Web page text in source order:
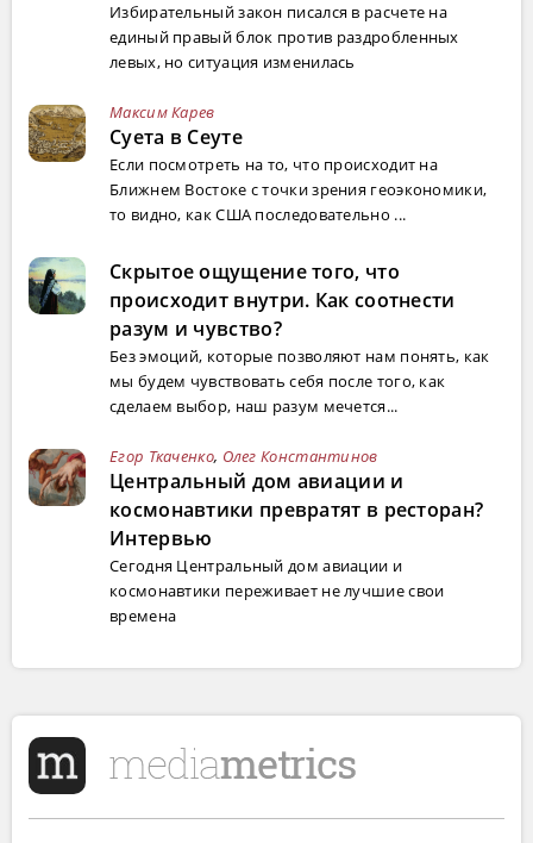
Избирательный закон писался в расчете на
единый правый блок против раздробленных
левых, но ситуация изменилась
Максим Карев
Суета в Сеуте
Если посмотреть на то, что происходит на
Ближнем Востоке с точки зрения геоэкономики,
то видно, как США последовательно ...
Скрытое ощущение того, что
происходит внутри. Как соотнести
разум и чувство?
Без эмоций, которые позволяют нам понять, как
мы будем чувствовать себя после того, как
сделаем выбор, наш разум мечется...
Егор Ткаченко, Олег Константинов
Центральный дом авиации и
космонавтики превратят в ресторан?
Интервью
Сегодня Центральный дом авиации и
космонавтики переживает не лучшие свои
времена